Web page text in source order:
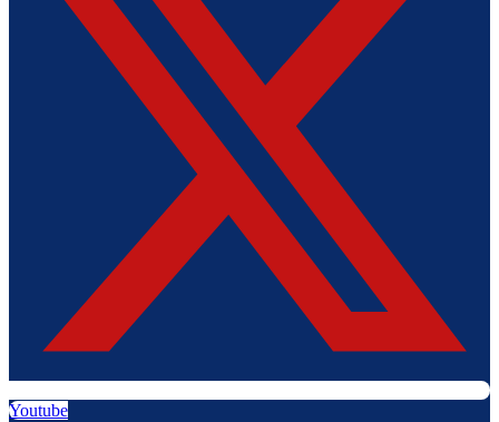
Youtube